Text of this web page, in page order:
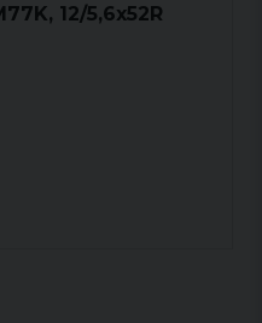
12/5,6x52R